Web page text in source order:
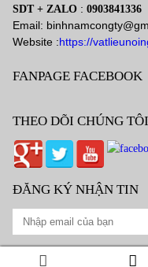
SDT + ZALO :0903841336
Email:
Website :https://
FANPAGE FACEBOOK
THEO DÕI CHÚNG TÔI
ĐĂNG KÝ NHẬN TIN